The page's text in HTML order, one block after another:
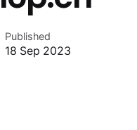
Published
18 Sep 2023